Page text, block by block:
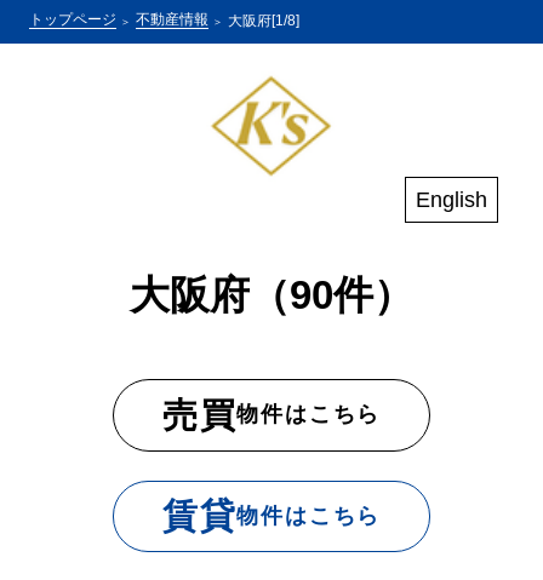
English
トップページ 不動産情報 大阪府[1/8]
大阪府（90件）
売買物件はこちら
賃貸物件はこちら